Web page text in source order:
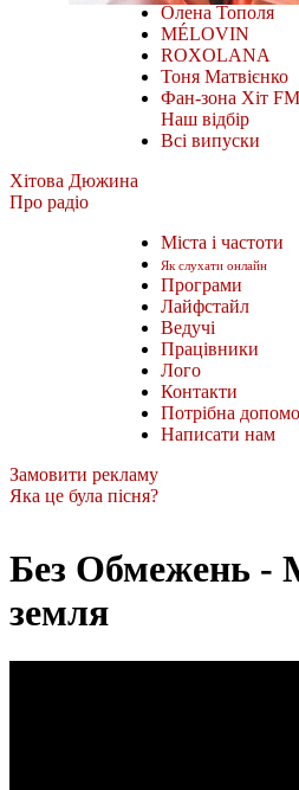
Олена Тополя
MÉLOVIN
ROXOLANA
Тоня Матвієнко
Фан-зона Хіт
Наш відбір
Всі випуски
Хітова Дюжина
Про радіо
Міста і частоти
Як слухати онлайн
Програми
Лайфстайл
Ведучі
Працівники
Лого
Контакти
Потрібна
Написати нам
Замовити рекламу
Яка це була пісня?
Без Обмежень -
земля